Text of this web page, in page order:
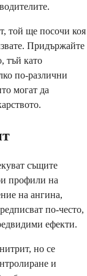
той ще посочи коя
Придържайте
тъй като
по-различни
могат да
същите
профили на
на ангина,
по-често,
ефекти.
но се
и